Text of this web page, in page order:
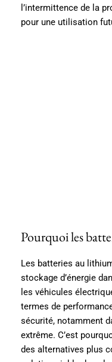
l’intermittence de la
pour une utilisation
Pourquoi les
Les batteries au
stockage d’énergie
les véhicules
termes de
sécurité, notamment
extrême. C’est
des alternatives plus